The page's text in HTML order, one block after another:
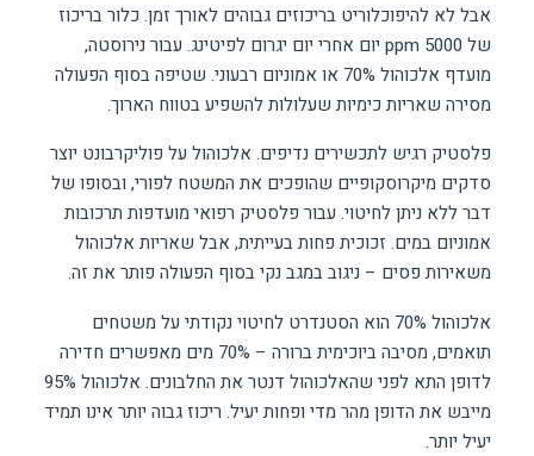
אבל לא להיפוכלוריט בריכוזים גבוהים לאורך זמן. כלור בריכוז
של 5000 ppm יום אחרי יום יגרום לפיטינג. עבור נירוסטה,
מועדף אלכוהול 70% או אמוניום רבעוני. שטיפה בסוף הפעולה
מסירה שאריות כימיות שעלולות להשפיע בטווח הארוך.
פלסטיק רגיש לתכשירים נדיפים. אלכוהול על פוליקרבונט יוצר
סדקים מיקרוסקופיים שהופכים את המשטח לפורי, ובסופו של
דבר ללא ניתן לחיטוי. עבור פלסטיק רפואי מועדפות תרכובות
אמוניום במים. זכוכית פחות בעייתית, אבל שאריות אלכוהול
משאירות פסים – ניגוב במגב נקי בסוף הפעולה פותר את זה.
אלכוהול 70% הוא הסטנדרט לחיטוי נקודתי על משטחים
תואמים, מסיבה ביוכימית ברורה – 70% מים מאפשרים חדירה
לדופן התא לפני שהאלכוהול דנטר את החלבונים. אלכוהול 95%
מייבש את הדופן מהר מדי ופחות יעיל. ריכוז גבוה יותר אינו תמיד
יעיל יותר.